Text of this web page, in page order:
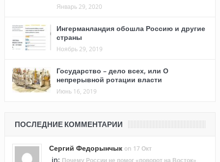
Январь 29, 2020
Ингерманландия обошла Россию и другие
страны
Ноябрь 29, 2019
Государство – дело всех, или О
непрерывной ротации власти
Июнь 16, 2019
ПОСЛЕДНИЕ КОММЕНТАРИИ
Сергий Федорынчык on 17 Окт
in: Почему России не помог «поворот на Восток»,